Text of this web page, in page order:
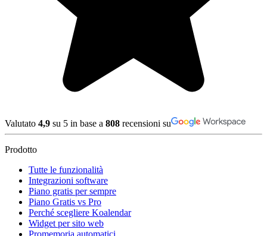
Valutato 4,9 su 5 in base a 808 recensioni su
Prodotto
Tutte le funzionalità
Integrazioni software
Piano gratis per sempre
Piano Gratis vs Pro
Perché scegliere Koalendar
Widget per sito web